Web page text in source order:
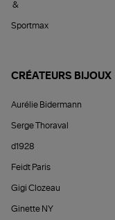
&
Sportmax
CRÉATEURS BIJOUX
Aurélie Bidermann
Serge Thoraval
d1928
Feidt Paris
Gigi Clozeau
Ginette NY